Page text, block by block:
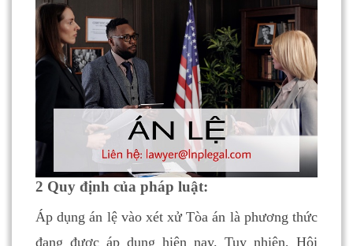
2 Quy định của pháp luật:
Áp dụng án lệ vào xét xử Tòa án là phương thức
đang được áp dụng hiện nay. Tuy nhiên, Hội